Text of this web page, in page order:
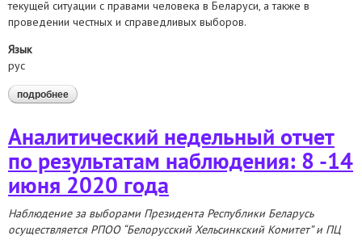
текущей ситуации с правами человека в Беларуси, а также в
проведении честных и справедливых выборов.
Язык
рус
подробнее о насилие, угрозы, задержания. правозащитники обратились
к спецдокладчикам оон
Аналитический недельный отчет
по результатам наблюдения: 8 -14
июня 2020 года
Наблюдение за выборами Президента Республики Беларусь
осуществляется РПОО “Белорусский Хельсинкский Комитет” и ПЦ